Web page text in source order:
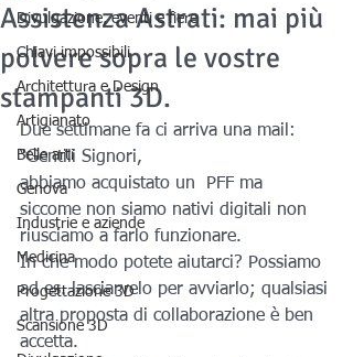
Divulgazione, eventi e fiere
Chiavi impossibili
Architettura e Design
Artigianato
Belle arti
Genova
Industrie e aziende
Medicina
Progettazione 3D
Scansione 3D
Assistenza Astrati: mai più
polvere sopra le vostre
stampanti 3D.
Due settimane fa ci arriva una mail:
“Gentili Signori,
abbiamo acquistato un  PFF ma
siccome non siamo nativi digitali non
riusciamo a farlo funzionare.
In che modo potete aiutarci? Possiamo
ad es. lasciarvelo per avviarlo; qualsiasi
altra proposta di collaborazione è ben
accetta.